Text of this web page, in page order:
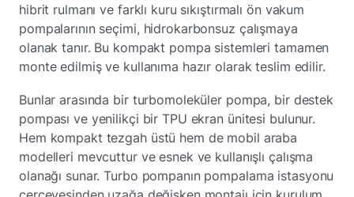
hibrit rulmanı ve farklı kuru sıkıştırmalı ön vakum
pompalarının seçimi, hidrokarbonsuz çalışmaya
olanak tanır. Bu kompakt pompa sistemleri tamamen
monte edilmiş ve kullanıma hazır olarak teslim edilir.
Bunlar arasında bir turbomoleküler pompa, bir destek
pompası ve yenilikçi bir TPU ekran ünitesi bulunur.
Hem kompakt tezgah üstü hem de mobil araba
modelleri mevcuttur ve esnek ve kullanışlı çalışma
olanağı sunar. Turbo pompanın pompalama istasyonu